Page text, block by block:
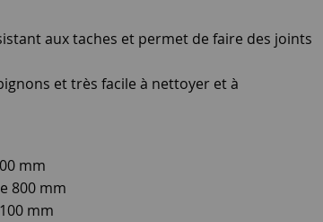
aux taches et permet de faire des joints
et très facile à nettoyer et à
mm
800 mm
mm